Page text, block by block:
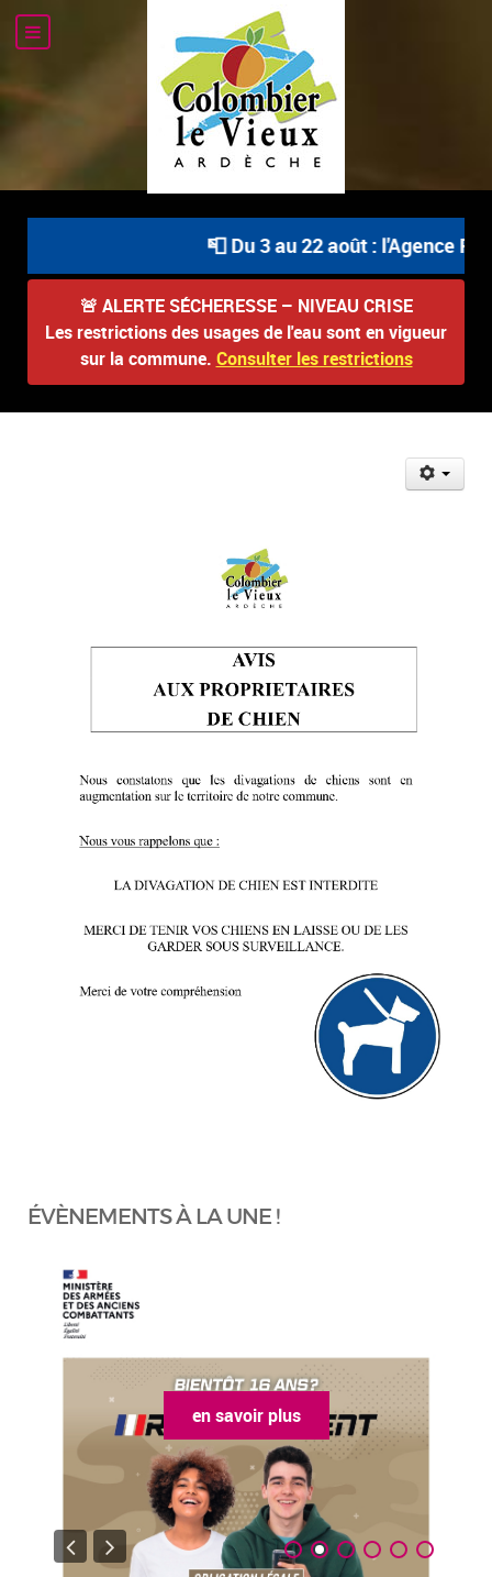
📮 Du 3 au 22 août : l'Agence
🚨 ALERTE SÉCHERESSE – NIVEAU CRISE
Les restrictions des usages de l'eau sont en vigueur
sur la commune. Consulter les restrictions
ÉVÈNEMENTS À LA UNE !
en savoir plus